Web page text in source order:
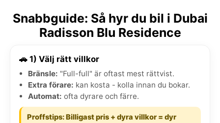
Snabbguide: Så hyr du bil i Dubai
Radisson Blu Residence
🚗 1) Välj rätt villkor
Bränsle: "Full-full" är oftast mest rättvist.
Extra förare: kan kosta - kolla innan du bokar.
Automat: ofta dyrare och färre.
Proffstips: Billigast pris + dyra villkor = dyr